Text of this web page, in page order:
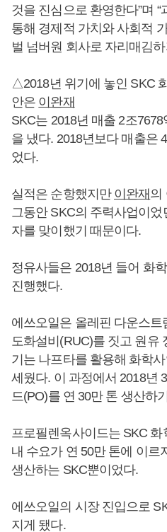
것을 진심으로 환영한다”며
통해 경제적 가치와 사회적
벌 넘버원 회사로 자리매김
△2018년 위기에 놓인 SKC
안은 이완재
SKC는 2018년 매출 2조
을 냈다. 2018년보다 매출은
었다.
실적은 순항했지만 이완재 의
그동안 SKC의 주력사업이
자를 맞이했기 때문이다.
정유사들은 2018년 들어 화
진행했다.
에쓰오일은 올레핀 다운스
도화설비(RUC)를 짓고 원유
기는 나프타를 활용해 화학
세웠다. 이 과정에서 2018년
드(PO)를 연 30만 톤 생산하
프로필렌옥사이드는 SKC
내 수요가 연 50만 톤에 이르
생산하는 SKC뿐이었다.
에쓰오일의 시장 진입으로
지게 됐다.